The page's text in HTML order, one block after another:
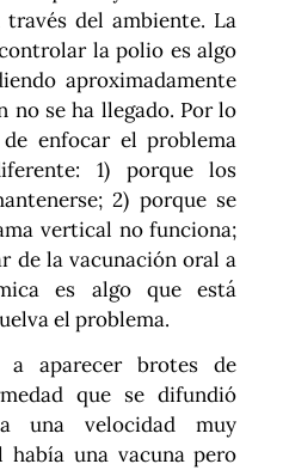
del ambiente. La
la polio es algo
aproximadamente
no se ha llegado. Por lo
enfocar el problema
1) porque los
2) porque se
vertical no funciona;
de la vacunación oral a
es algo que está
el problema.
a aparecer brotes de
que se difundió
a una velocidad muy
había una vacuna pero